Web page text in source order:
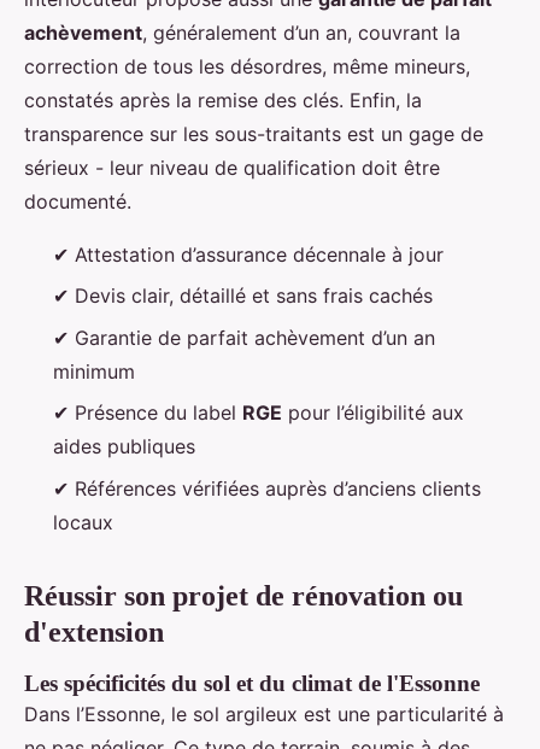
achèvement, généralement d’un an, couvrant la
correction de tous les désordres, même mineurs,
constatés après la remise des clés. Enfin, la
transparence sur les sous-traitants est un gage de
sérieux - leur niveau de qualification doit être
documenté.
✔ Attestation d’assurance décennale à jour
✔ Devis clair, détaillé et sans frais cachés
✔ Garantie de parfait achèvement d’un an
minimum
✔ Présence du label RGE pour l’éligibilité aux
aides publiques
✔ Références vérifiées auprès d’anciens clients
locaux
Réussir son projet de rénovation ou
d'extension
Les spécificités du sol et du climat de l'Essonne
Dans l’Essonne, le sol argileux est une particularité à